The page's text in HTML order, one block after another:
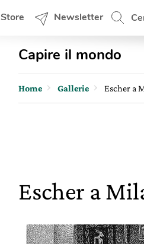
Store Newsletter
Capire il mondo
Home Gallerie Escher a
Escher a